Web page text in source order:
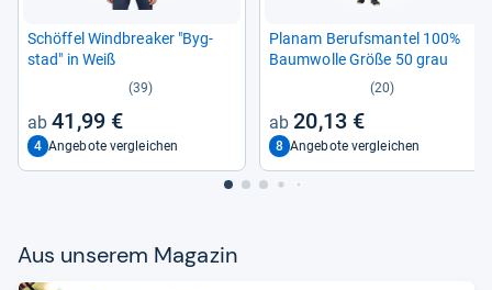
Schöf­fel Wind­brea­ker "Byg­
stad" in Weiß
(39)
41,99 €
4 Angebote vergleichen
Pla­nam Berufs­man­tel 100%
Baum­wolle Größe 50 grau
(20)
20,13 €
8 Angebote vergleichen
Aus unse­rem Maga­zin